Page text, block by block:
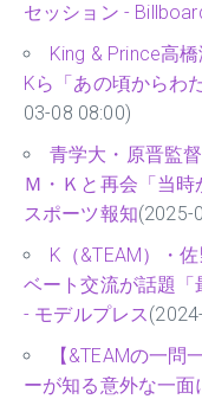
セッション -
King & Prince高
Kら「あの頃からわ
03-08 08:00)
青学大・原晋監
Ｍ・Ｋと再会「当
スポーツ報知(2025-
K（&TEAM）・
ベート交流が話題「
- モデルプレス
【&TEAMの一
ーが知る意外な一